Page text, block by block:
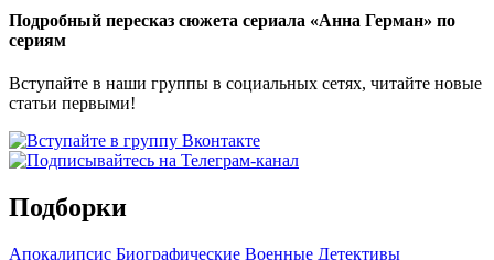
Подробный пересказ сюжета сериала «Анна Герман» по
сериям
Вступайте в наши группы в социальных сетях, читайте новые
статьи первыми!
Подборки
Апокалипсис Биографические Военные Детективы